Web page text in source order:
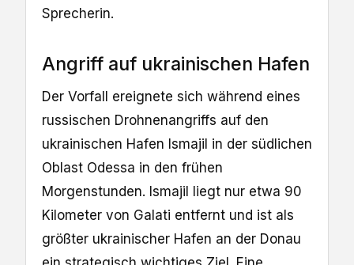
Sprecherin.
Angriff auf ukrainischen Hafen
Der Vorfall ereignete sich während eines
russischen Drohnenangriffs auf den
ukrainischen Hafen Ismajil in der südlichen
Oblast Odessa in den frühen
Morgenstunden. Ismajil liegt nur etwa 90
Kilometer von Galati entfernt und ist als
größter ukrainischer Hafen an der Donau